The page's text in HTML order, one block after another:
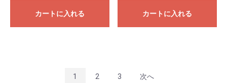
カートに入れる カートに入れる
1 2 3 次へ